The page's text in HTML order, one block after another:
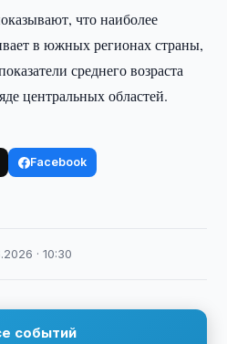
что наиболее
в южных регионах страны,
среднего возраста
центральных областей.
Facebook
· 10:30
событий